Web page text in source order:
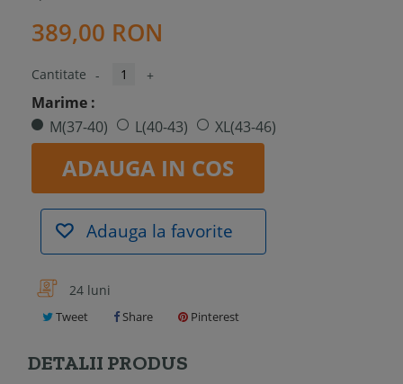
389,00 RON
Cantitate - +
Marime :
M(37-40)
L(40-43) XL(43-46)
ADAUGA IN COS
Adauga la favorite
24 luni
Tweet Share Pinterest
DETALII PRODUS